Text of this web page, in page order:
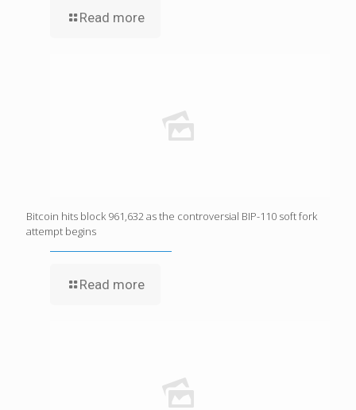
Read more
Bitcoin hits block 961,632 as the controversial BIP-110 soft fork
attempt begins
Read more